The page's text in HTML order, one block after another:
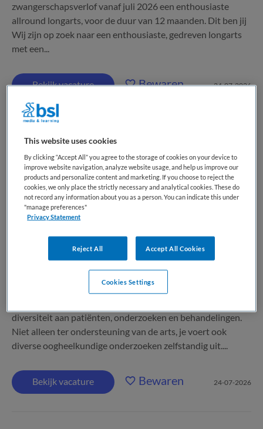
zwangerschapsverlof vanaf juli 2026 een enthousiaste
allround longarts, voor de duur van 12 maanden. Dit ben jij
Wij zijn op zoek naar een enthousiaste, gedreven longarts
met een...
Bekijk vacature Bewaren 24-07-2026
Technisch Oogheelkundig Assistent
(TOA)
HagaZiekenhuis,Zoetermeer | Den Haag
MBO
Parttime
Tijdelijk met uitzicht op vast
Wat zoek jij in een nieuwe baan? Kiezen voor de (over)stap
diversiteit aan patiënten, onderzoeken en behandelingen.
Niet alleen ter ondersteuning van de arts, je voert ook
diverse oogheelkundige onderzoeken zelfstandig uit....
Bekijk vacature Bewaren 24-07-2026
This website uses cookies
By clicking “Accept All” you agree to the storage of cookies on your device to
improve website navigation, analyze website usage, and help us improve our
products and personalize content and marketing. If you choose to reject the
cookies, we only place the strictly necessary and analytical cookies. These do
not record any information about you as a person. You can indicate this under
"manage preferences"
Privacy Statement
Reject All Accept All Cookies
Cookies Settings